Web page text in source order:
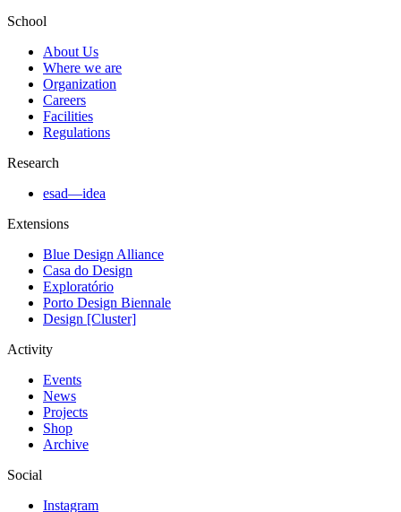
School
About Us
Where we are
Organization
Careers
Facilities
Regulations
Research
esad—idea
Extensions
Blue Design Alliance
Casa do Design
Exploratório
Porto Design Biennale
Design [Cluster]
Activity
Events
News
Projects
Shop
Archive
Social
Instagram